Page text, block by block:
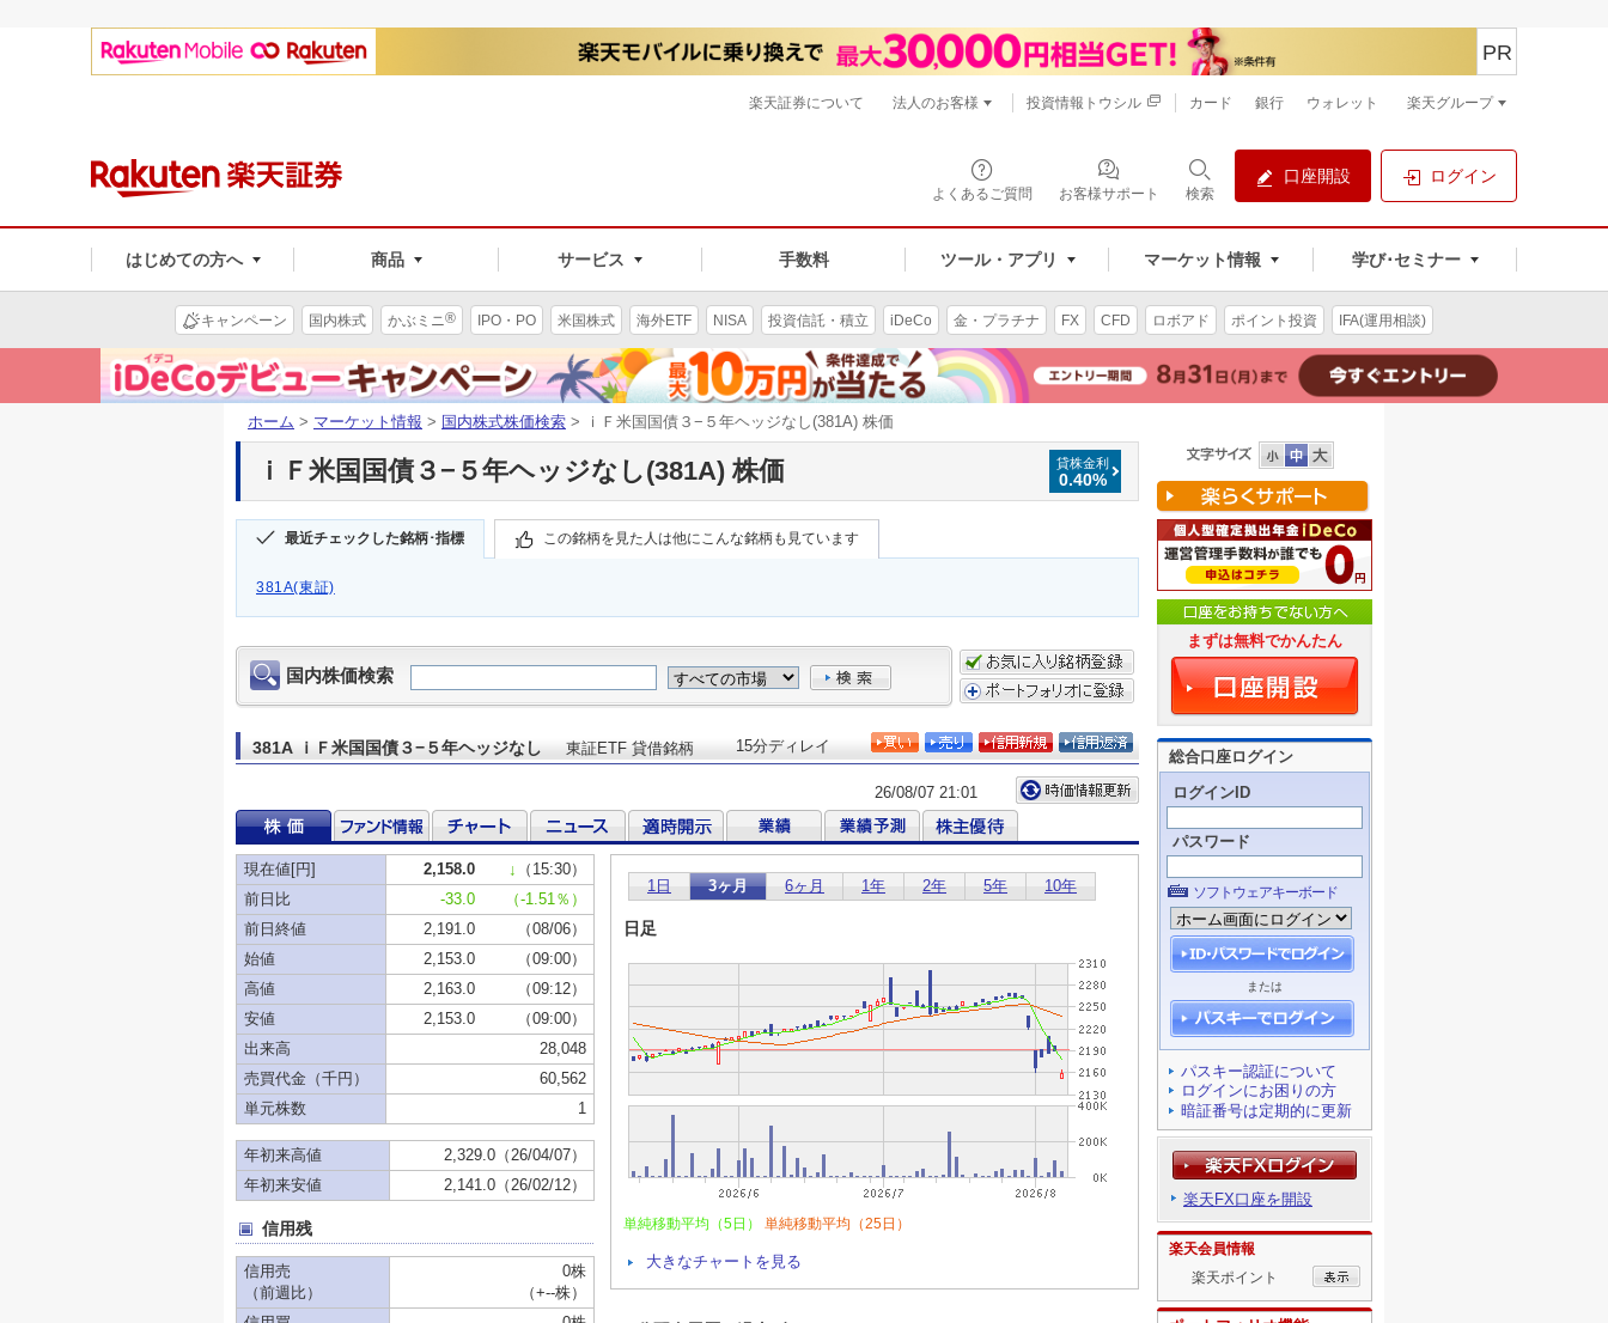
よくあるご質問 お客様サポート 検索
口座開設 ログイン
はじめての方へ 商品 サービス 手数料 ツール・アプリ マーケット情報 学び･セミナー
PR
楽天証券について 法人のお客様 投資情報トウシル カード 銀行 ウォレット 楽天グループ
キャンペーン 国内株式 かぶミニ® IPO・PO 米国株式 海外ETF NISA 投資信託・積立 iDeCo 金・プラチナ FX CFD ロボアド ポイント投資 IFA(運用相談)
ホーム > マーケット情報 > 国内株式株価検索 > ｉＦ米国国債３−５年ヘッジなし(381A) 株価
貸株金利
0.40%
ｉＦ米国国債３−５年ヘッジなし(381A) 株価
最近チェックした銘柄･指標 この銘柄を見た人は他にこんな銘柄も見ています
381A(東証)
まずは無料でかんたん
総合口座ログイン
ログインID
パスワード
ソフトウェアキーボード
または
パスキー認証について
ログインにお困りの方
暗証番号は定期的に更新
楽天FX口座を開設
楽天会員情報
楽天ポイント